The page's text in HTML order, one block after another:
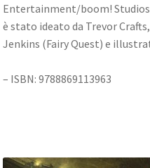
Entertainment/boom!
è stato ideato da Trevor
Jenkins (Fairy Quest) e
– ISBN: 9788869113963